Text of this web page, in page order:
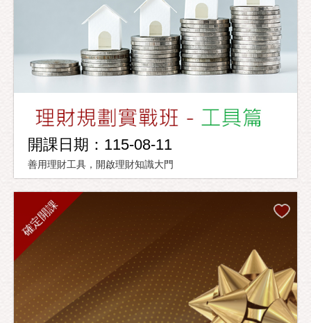
開課日期：115-08-11
善用理財工具，開啟理財知識大門
確定開課